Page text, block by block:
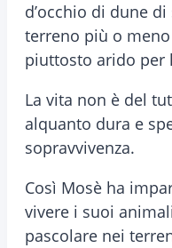
d’occhio di dune
terreno più o
piuttosto arido per
La vita non è del
alquanto dura e
sopravvivenza.
Così Mosè ha
vivere i suoi
pascolare nei